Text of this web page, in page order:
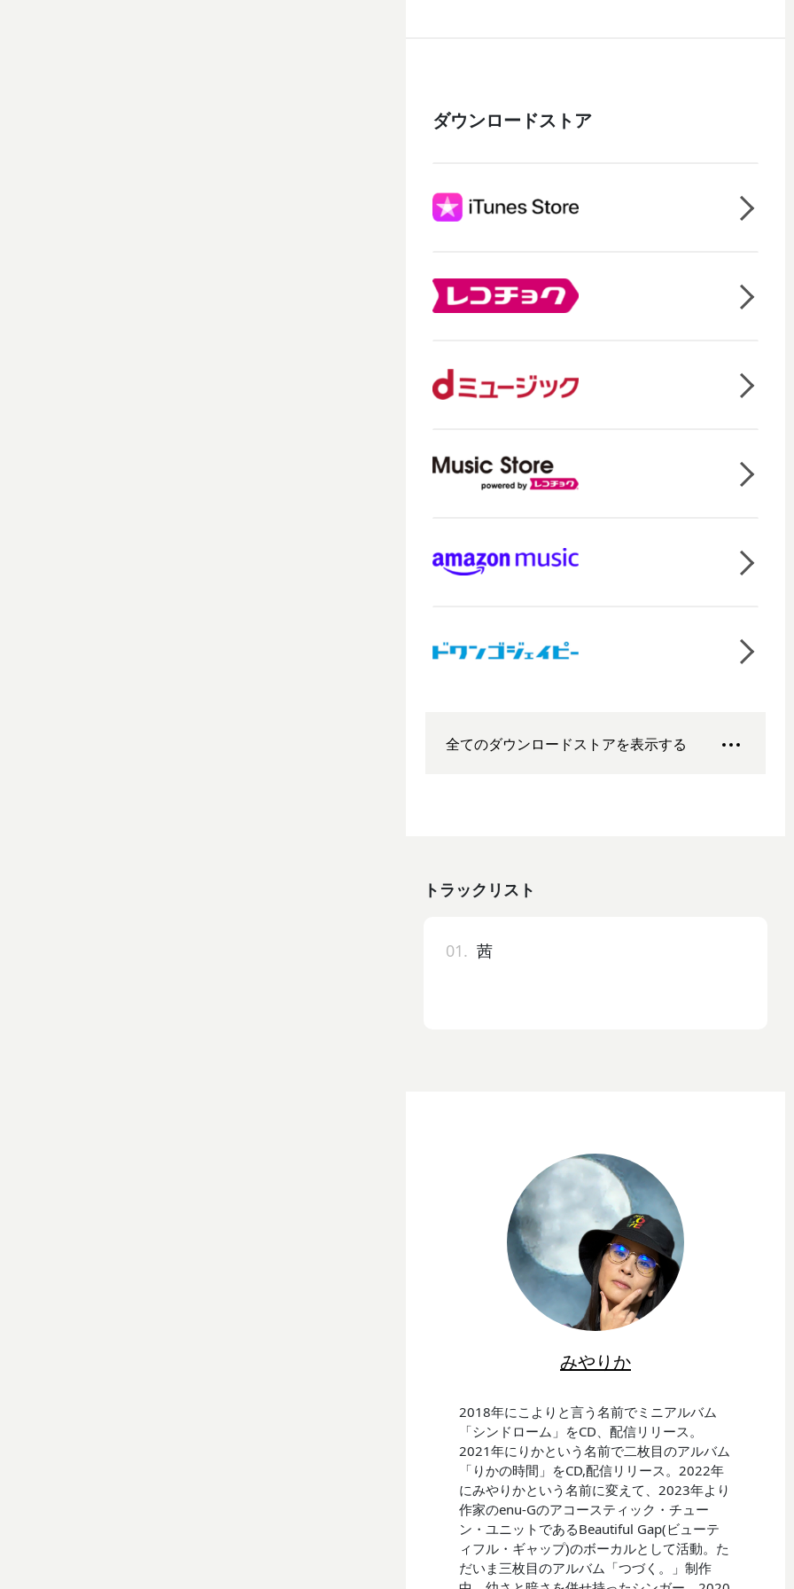
ダウンロードストア
全てのダウンロードストアを表示する
トラックリスト
01. 茜
みやりか
2018年にこよりと言う名前でミニアルバム
「シンドローム」をCD、配信リリース。
2021年にりかという名前で二枚目のアルバム
「りかの時間」をCD,配信リリース。2022年
にみやりかという名前に変えて、2023年より
作家のenu-Gのアコースティック・チュー
ン・ユニットであるBeautiful Gap(ビューテ
ィフル・ギャップ)のボーカルとして活動。た
だいま三枚目のアルバム「つづく。」制作